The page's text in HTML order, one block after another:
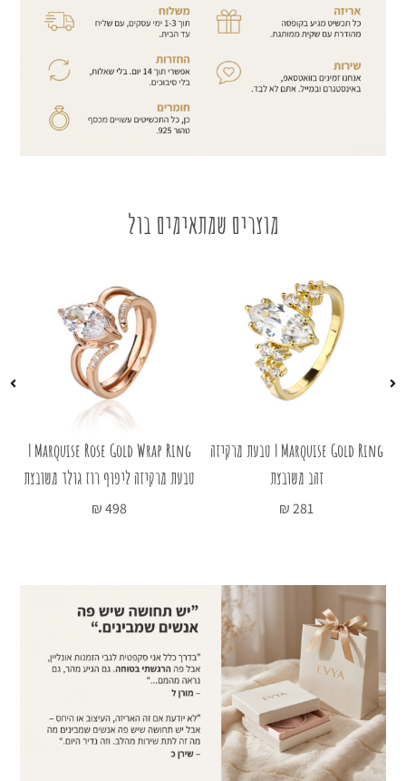
מוצרים שמתאימים בול
Marquise Gold Ring | טבעת מרקיזה
זהב משובצת
281
₪
Marquise Rose Gold Wrap Ring |
טבעת מרקיזה ליפוף רוז גולד משובצת
498
₪